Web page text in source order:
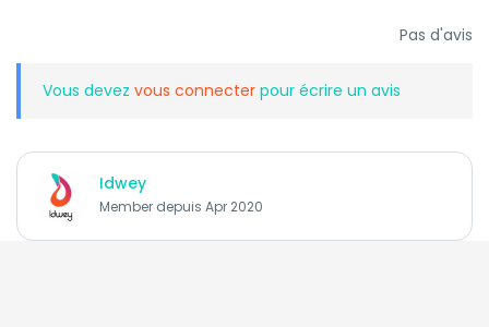
Pas d'avis
Vous devez vous connecter pour écrire un avis
Idwey
Member depuis Apr 2020